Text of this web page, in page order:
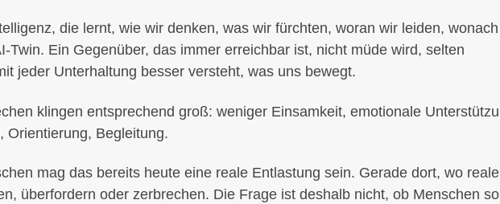
die lernt, wie wir denken, was wir fürchten, woran wir leiden,
Twin. Ein Gegenüber, das immer erreichbar ist, nicht müde wird, selten
jeder Unterhaltung besser versteht, was uns bewegt.
klingen entsprechend groß: weniger Einsamkeit, emotionale
Orientierung, Begleitung.
mag das bereits heute eine reale Entlastung sein. Gerade dort, wo reale
überfordern oder zerbrechen. Die Frage ist deshalb nicht, ob Menschen